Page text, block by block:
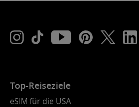
Top-Reiseziele
eSIM für die USA